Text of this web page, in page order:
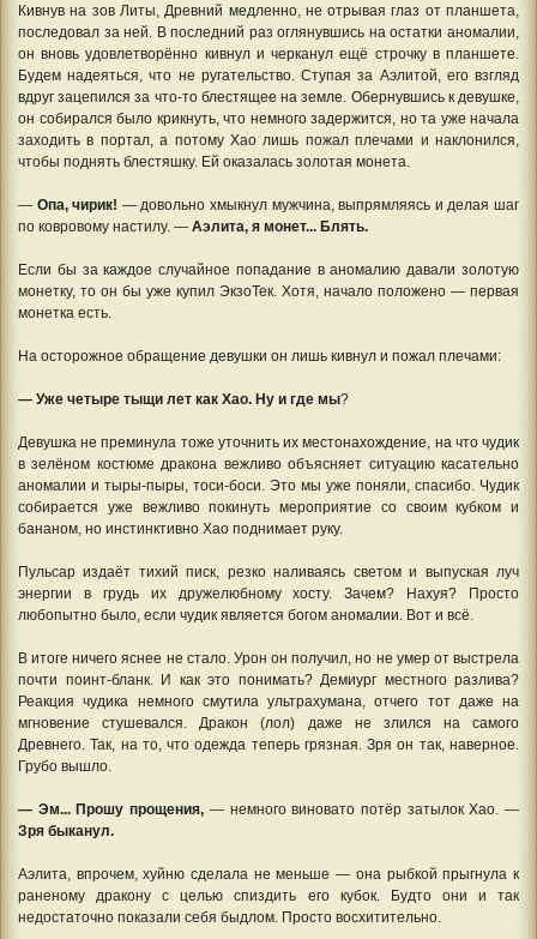
Кивнув на зов Литы, Древний медленно, не отрывая глаз от планшета,
последовал за ней. В последний раз оглянувшись на остатки аномалии,
он вновь удовлетворённо кивнул и черканул ещё строчку в планшете.
Будем надеяться, что не ругательство. Ступая за Аэлитой, его взгляд
вдруг зацепился за что-то блестящее на земле. Обернувшись к девушке,
он собирался было крикнуть, что немного задержится, но та уже начала
заходить в портал, а потому Хао лишь пожал плечами и наклонился,
чтобы поднять блестяшку. Ей оказалась золотая монета.
— Опа, чирик! — довольно хмыкнул мужчина, выпрямляясь и делая шаг
по ковровому настилу. — Аэлита, я монет... Блять.
Если бы за каждое случайное попадание в аномалию давали золотую
монетку, то он бы уже купил ЭкзоТек. Хотя, начало положено — первая
монетка есть.
На осторожное обращение девушки он лишь кивнул и пожал плечами:
— Уже четыре тыщи лет как Хао. Ну и где мы?
Девушка не преминула тоже уточнить их местонахождение, на что чудик
в зелёном костюме дракона вежливо объясняет ситуацию касательно
аномалии и тыры-пыры, тоси-боси. Это мы уже поняли, спасибо. Чудик
собирается уже вежливо покинуть мероприятие со своим кубком и
бананом, но инстинктивно Хао поднимает руку.
Пульсар издаёт тихий писк, резко наливаясь светом и выпуская луч
энергии в грудь их дружелюбному хосту. Зачем? Нахуя? Просто
любопытно было, если чудик является богом аномалии. Вот и всё.
В итоге ничего яснее не стало. Урон он получил, но не умер от выстрела
почти поинт-бланк. И как это понимать? Демиург местного разлива?
Реакция чудика немного смутила ультрахумана, отчего тот даже на
мгновение стушевался. Дракон (лол) даже не злился на самого
Древнего. Так, на то, что одежда теперь грязная. Зря он так, наверное.
Грубо вышло.
— Эм... Прошу прощения, — немного виновато потёр затылок Хао. —
Зря быканул.
Аэлита, впрочем, хуйню сделала не меньше — она рыбкой прыгнула к
раненому дракону с целью спиздить его кубок. Будто они и так
недостаточно показали себя быдлом. Просто восхитительно.